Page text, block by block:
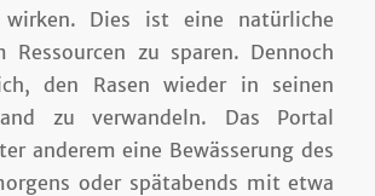
Dies ist eine natürliche
Ressourcen zu sparen. Dennoch
den Rasen wieder in seinen
zu verwandeln. Das Portal
anderem eine Bewässerung des
oder spätabends mit etwa